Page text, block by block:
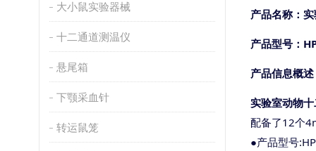
大小鼠实验器械
十二通道测温仪
悬尾箱
下颚采血针
转运鼠笼
产品名称：
产品型号：
产品信息概述
实验室动物
配备了12个
●产品型号